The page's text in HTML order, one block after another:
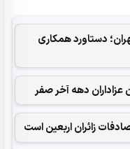
دستاورد همکاری‌
دهه آخر صفر
زائران اربعین است